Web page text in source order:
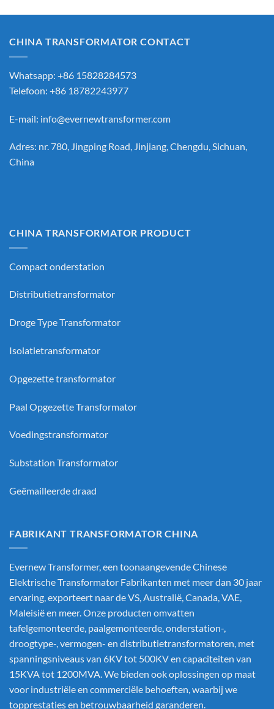
CHINA TRANSFORMATOR CONTACT
Whatsapp: +86 15828284573
Telefoon: +86 18782243977
E-mail: info@evernewtransformer.com
Adres: nr. 780, Jingping Road, Jinjiang, Chengdu, Sichuan,
China
CHINA TRANSFORMATOR PRODUCT
Compact onderstation
Distributietransformator
Droge Type Transformator
Isolatietransformator
Opgezette transformator
Paal Opgezette Transformator
Voedingstransformator
Substation Transformator
Geëmailleerde draad
FABRIKANT TRANSFORMATOR CHINA
Evernew Transformer, een toonaangevendeChinese
Elektrische Transformator Fabrikanten met meer dan 30 jaar
ervaring, exporteert naar de VS, Australië, Canada, VAE,
Maleisië en meer. Onze producten omvatten
tafelgemonteerde, paalgemonteerde, onderstation-,
droogtype-, vermogen- en distributietransformatoren, met
spanningsniveaus van 6KV tot 500KV en capaciteiten van
15KVA tot 1200MVA. We bieden ook oplossingen op maat
voor industriële en commerciële behoeften, waarbij we
topprestaties en betrouwbaarheid garanderen.